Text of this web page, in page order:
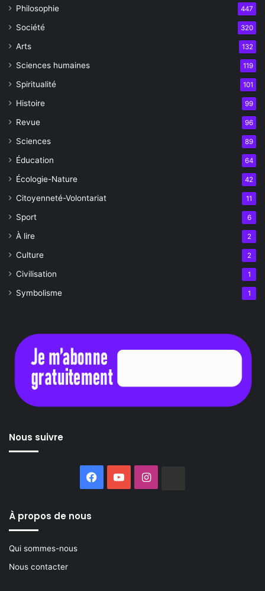
Philosophie 447
Société 320
Arts 132
Sciences humaines 119
Spiritualité 101
Histoire 99
Revue 96
Sciences 89
Éducation 64
Écologie-Nature 42
Citoyenneté-Volontariat 11
Sport 6
À lire 2
Culture 2
Civilisation 1
Symbolisme 1
Nous suivre
Facebook
YouTubeInstagram
À propos de nous
Qui sommes-nous
Nous contacter